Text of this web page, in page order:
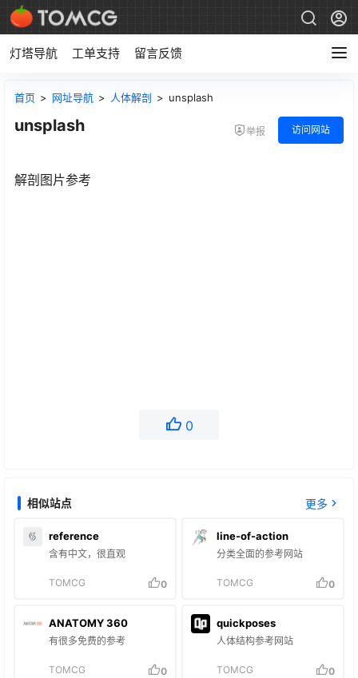
灯塔导航 工单支持 留言反馈
首页 > 网址导航 > 人体解剖 > unsplash
unsplash 举报 访问网站
解剖图片参考
0
相似站点 更多
reference
含有中文，很直观
TOMCG 0
line-of-action
分类全面的参考网站
TOMCG 0
ANATOMY 360
有很多免费的参考
TOMCG 0
quickposes
人体结构参考网站
TOMCG 0